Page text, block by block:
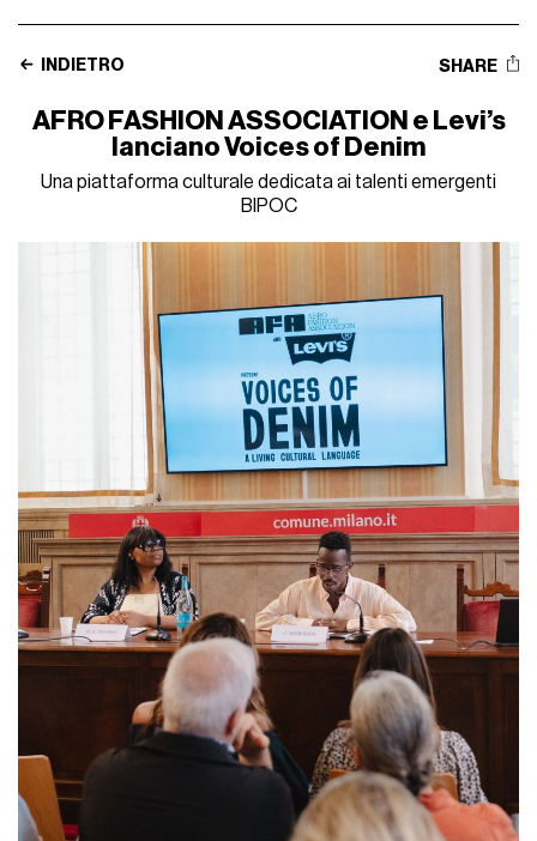
INDIETRO SHARE
AFRO FASHION ASSOCIATION e Levi’s
lanciano Voices of Denim
Una piattaforma culturale dedicata ai talenti emergenti
BIPOC